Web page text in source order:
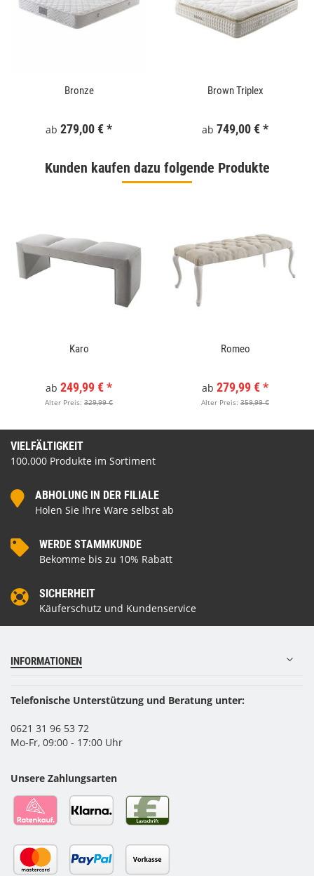
Bronze
ab 279,00 €*
Brown Triplex
ab 749,00 €*
Kunden kaufen dazu folgende Produkte
Karo
ab 249,99 €*
Alter Preis: 329,99 €
Romeo
ab 279,99 €*
Alter Preis: 359,99 €
VIELFÄLTIGKEIT
100.000 Produkte im Sortiment
ABHOLUNG IN DER FILIALE
Holen Sie Ihre Ware selbst ab
WERDE STAMMKUNDE
Bekomme bis zu 10% Rabatt
SICHERHEIT
Käuferschutz und Kundenservice
INFORMATIONEN
Telefonische Unterstützung und Beratung unter:
0621 31 96 53 72
Mo-Fr, 09:00 - 17:00 Uhr
Unsere Zahlungsarten